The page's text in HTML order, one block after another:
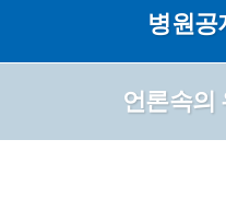
병원공
언론속의